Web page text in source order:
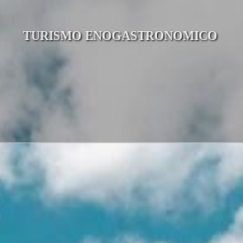
TURISMO ENOGASTRONOMICO